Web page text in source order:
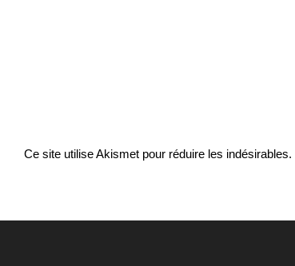
Ce site utilise Akismet pour réduire les indésirables.